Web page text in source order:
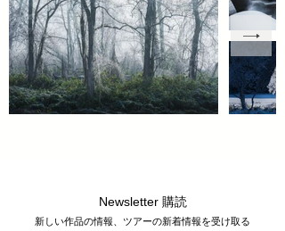
Newsletter 購読
新しい作品の情報、ツアーの新着情報を受け取る